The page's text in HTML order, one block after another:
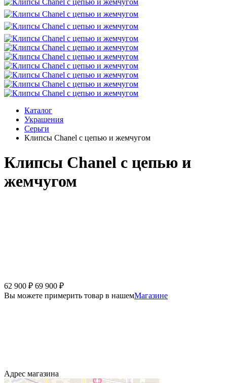
Каталог
Украшения
Серьги
Клипсы Chanel с цепью и жемчугом
Клипсы Chanel с цепью и
жемчугом
62 900 ₽ 69 900 ₽
Вы можете примерить товар в нашемМагазине
Адрес магазина